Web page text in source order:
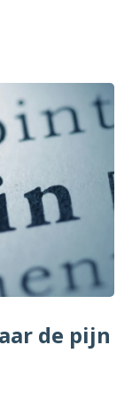
de pijn